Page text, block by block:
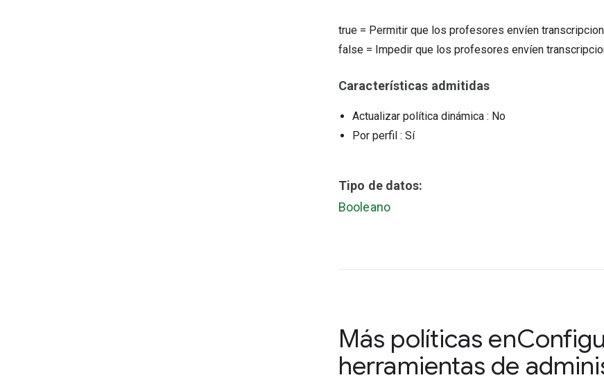
true = Permitir que los profesores envíen
false = Impedir que los profesores envíen
Características admitidas
Actualizar política dinámica : No
Por perfil : Sí
Tipo de datos:
Booleano
Más políticas en
herramientas de